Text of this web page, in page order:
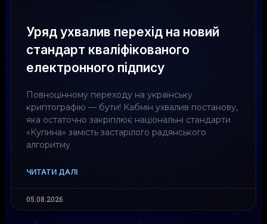
Уряд ухвалив перехід на новий
стандарт кваліфікованого
електронного підпису
Повноцінному переходу на українську
криптографію — бути! Кабмін ухвалив постанову,
яка остаточно закріплює національні стандарти
«Купина» замість застарілого радянського
алгоритму
ЧИТАТИ ДАЛІ
05.08.2026